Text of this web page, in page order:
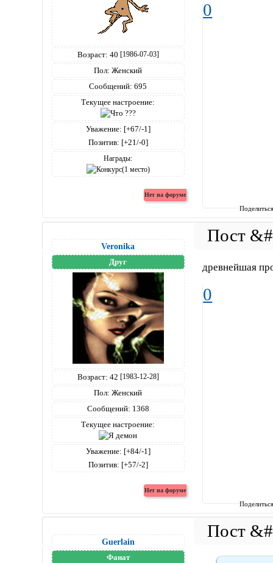
Возраст: 40 [1986-07-03]
Пол: Женский
Сообщений: 695
Текущее настроение:
Уважение: [+67/-1]
Позитив: [+21/-0]
Награды:
0
Veronika
Друг
Возраст: 42 [1983-12-28]
Пол: Женский
Сообщений: 1368
Текущее настроение:
Уважение: [+84/-1]
Позитив: [+57/-2]
древнейшая
0
Guerlain
Фанат